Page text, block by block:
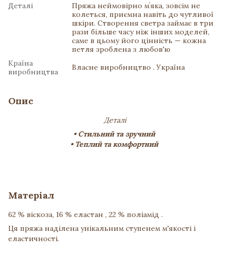
Деталі
Пряжа неймовірно мʼяка, зовсім не
колеться, приємна навіть до чутливої
шкіри. Створення светра займає в три
рази більше часу ніж інших моделей,
саме в цьому його цінність — кожна
петля зроблена з любов'ю
Країна
виробництва
Власне виробництво . Україна
Опис
Деталі
• Стильний та зручний
• Теплий та комфортний
Матеріал
62 % віскоза, 16 % еластан , 22 % поліамід .
Ця пряжа наділена унікальним ступенем м'якості і
еластичності.